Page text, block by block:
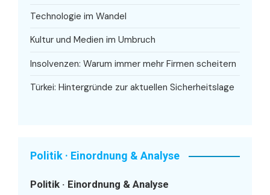
Technologie im Wandel
Kultur und Medien im Umbruch
Insolvenzen: Warum immer mehr Firmen scheitern
Türkei: Hintergründe zur aktuellen Sicherheitslage
Politik · Einordnung & Analyse
Politik · Einordnung & Analyse